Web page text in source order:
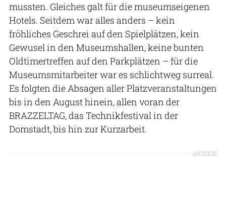
mussten. Gleiches galt für die museumseigenen
Hotels. Seitdem war alles anders – kein
fröhliches Geschrei auf den Spielplätzen, kein
Gewusel in den Museumshallen, keine bunten
Oldtimertreffen auf den Parkplätzen – für die
Museumsmitarbeiter war es schlichtweg surreal.
Es folgten die Absagen aller Platzveranstaltungen
bis in den August hinein, allen voran der
BRAZZELTAG, das Technikfestival in der
Domstadt, bis hin zur Kurzarbeit.
ANZEIGE